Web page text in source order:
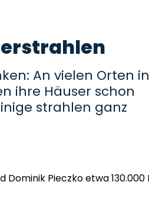
An vielen Orten in
ihre Häuser schon
strahlen ganz